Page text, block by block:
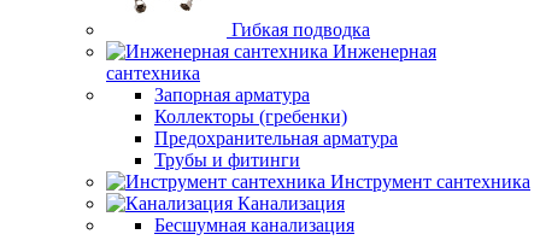
Гибкая подводка
Инженерная
сантехника
Запорная арматура
Коллекторы (гребенки)
Предохранительная арматура
Трубы и фитинги
Инструмент сантехника
Канализация
Бесшумная канализация